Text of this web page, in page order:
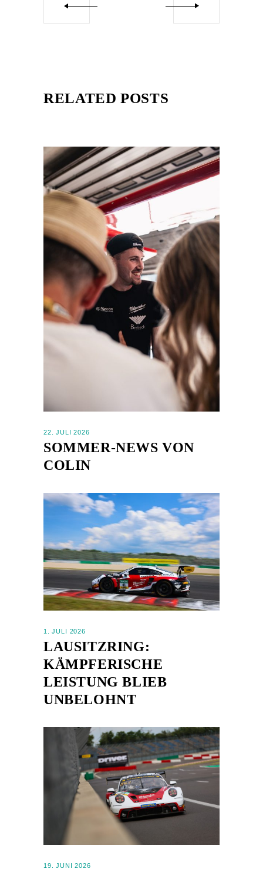
RELATED POSTS
22. JULI 2026
SOMMER-NEWS VON
COLIN
1. JULI 2026
LAUSITZRING:
KÄMPFERISCHE
LEISTUNG BLIEB
UNBELOHNT
19. JUNI 2026